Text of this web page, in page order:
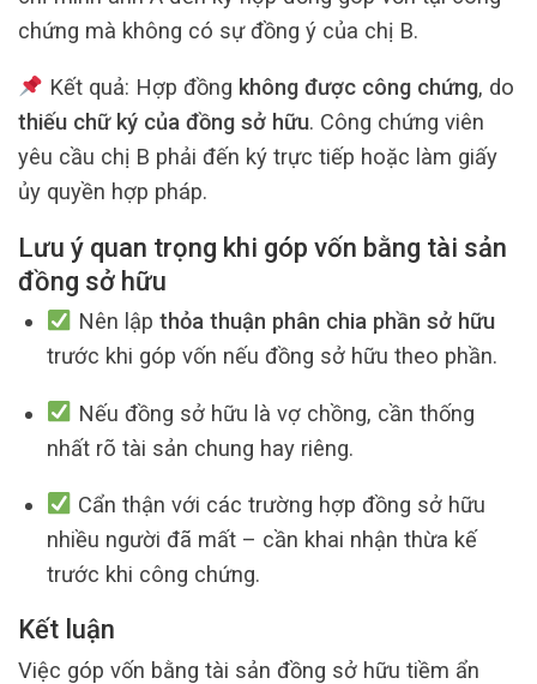
chứng mà không có sự đồng ý của chị B.
Kết quả: Hợp đồng không được công chứng, do
thiếu chữ ký của đồng sở hữu. Công chứng viên
yêu cầu chị B phải đến ký trực tiếp hoặc làm giấy
ủy quyền hợp pháp.
Lưu ý quan trọng khi góp vốn bằng tài sản
đồng sở hữu
Nên lập thỏa thuận phân chia phần sở hữu
trước khi góp vốn nếu đồng sở hữu theo phần.
Nếu đồng sở hữu là vợ chồng, cần thống
nhất rõ tài sản chung hay riêng.
Cẩn thận với các trường hợp đồng sở hữu
nhiều người đã mất – cần khai nhận thừa kế
trước khi công chứng.
Kết luận
Việc góp vốn bằng tài sản đồng sở hữu tiềm ẩn